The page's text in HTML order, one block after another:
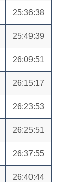
25:36:38
25:49:39
26:09:51
26:15:17
26:23:53
26:25:51
26:37:55
26:40:44